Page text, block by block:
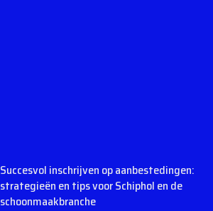
Succesvol inschrijven op aanbestedingen:
strategieën en tips voor Schiphol en de
schoonmaakbranche